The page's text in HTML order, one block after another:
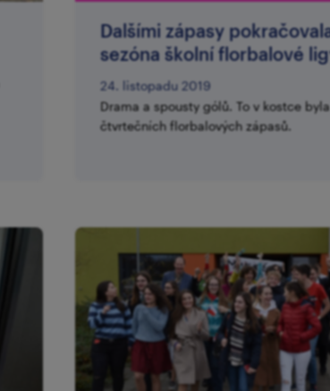
Dalšími zápasy
sezóna školní florbalové
24. listopadu 2019
Drama a spousty gólů. To v kostce
čtvrtečních florbalových zápasů.